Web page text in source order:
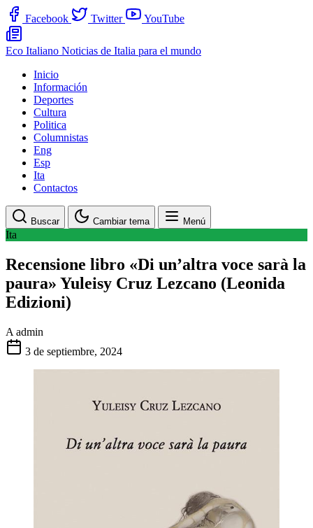
Facebook Twitter YouTube
Eco Italiano Noticias de Italia para el mundo
Inicio
Información
Deportes
Cultura
Politica
Columnistas
Eng
Esp
Ita
Contactos
Buscar Cambiar tema Menú
Ita
Recensione libro «Di un’altra voce sarà la
paura» Yuleisy Cruz Lezcano (Leonida
Edizioni)
A admin
3 de septiembre, 2024